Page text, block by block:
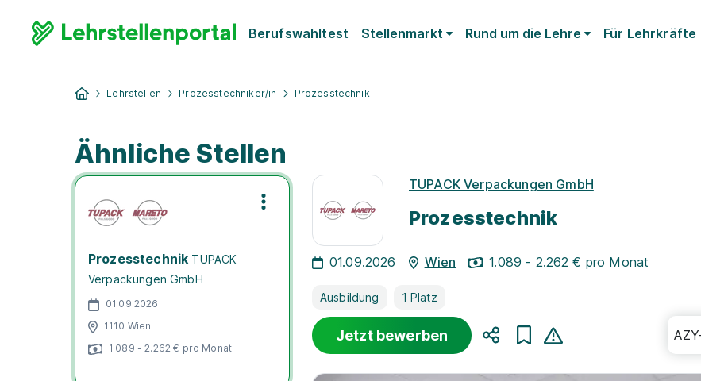
Berufswahltest Stellenmarkt Rund um die Lehre Für Lehrkräfte
Lehrstellen Prozesstechniker/in Prozesstechnik
Ähnliche Stellen
Prozesstechnik TUPACK
Verpackungen GmbH
01.09.2026
1110 Wien
1.089 - 2.262 € pro Monat
TUPACK Verpackungen GmbH
Prozesstechnik
01.09.2026 Wien 1.089 - 2.262 € pro Monat
Ausbildung 1 Platz
Jetzt bewerben